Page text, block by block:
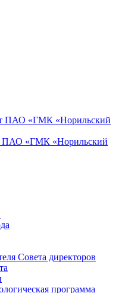
ПАО «ГМК «Норильский
ПАО «ГМК «Норильский
Совета директоров
программа